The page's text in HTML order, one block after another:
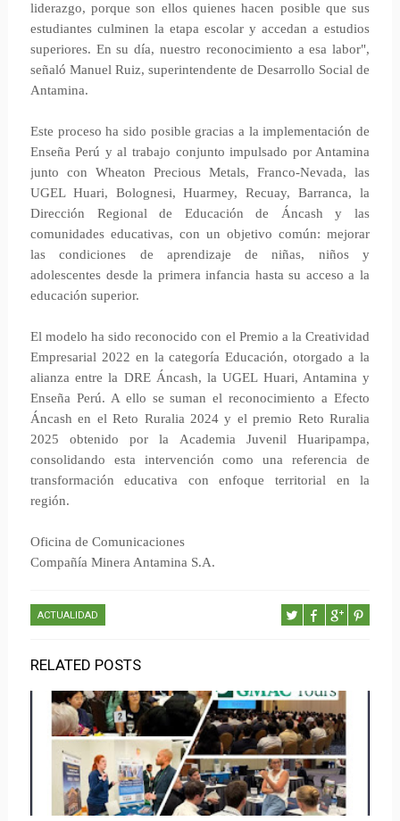
liderazgo, porque son ellos quienes hacen posible que sus
estudiantes culminen la etapa escolar y accedan a estudios
superiores. En su día, nuestro reconocimiento a esa labor",
señaló Manuel Ruiz, superintendente de Desarrollo Social de
Antamina.
Este proceso ha sido posible gracias a la implementación de
Enseña Perú y al trabajo conjunto impulsado por Antamina
junto con Wheaton Precious Metals, Franco-Nevada, las
UGEL Huari, Bolognesi, Huarmey, Recuay, Barranca, la
Dirección Regional de Educación de Áncash y las
comunidades educativas, con un objetivo común: mejorar
las condiciones de aprendizaje de niñas, niños y
adolescentes desde la primera infancia hasta su acceso a la
educación superior.
El modelo ha sido reconocido con el Premio a la Creatividad
Empresarial 2022 en la categoría Educación, otorgado a la
alianza entre la DRE Áncash, la UGEL Huari, Antamina y
Enseña Perú. A ello se suman el reconocimiento a Efecto
Áncash en el Reto Ruralia 2024 y el premio Reto Ruralia
2025 obtenido por la Academia Juvenil Huaripampa,
consolidando esta intervención como una referencia de
transformación educativa con enfoque territorial en la
región.
Oficina de Comunicaciones
Compañía Minera Antamina S.A.
ACTUALIDAD
RELATED POSTS